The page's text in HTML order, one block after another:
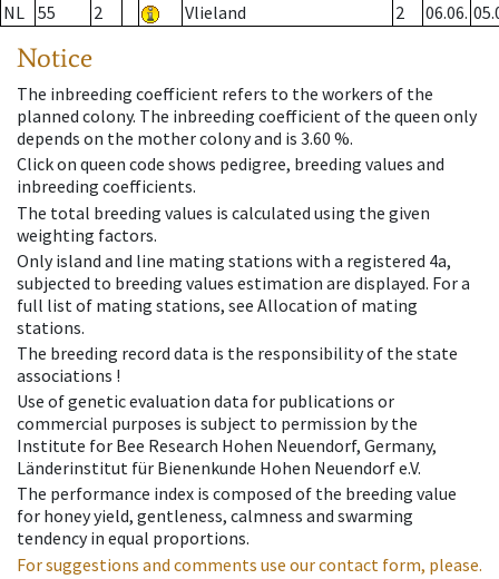
NL 55 2 Vlieland 2 06.06.
Notice
The inbreeding coefficient refers to the workers of the
planned colony. The inbreeding coefficient of the queen only
depends on the mother colony and is 3.60 %.
Click on queen code shows pedigree, breeding values and
inbreeding coefficients.
The total breeding values is calculated using the given
weighting factors.
Only island and line mating stations with a registered 4a,
subjected to breeding values estimation are displayed. For a
full list of mating stations, see Allocation of mating
stations.
The breeding record data is the responsibility of the state
associations !
Use of genetic evaluation data for publications or
commercial purposes is subject to permission by the
Institute for Bee Research Hohen Neuendorf, Germany,
Länderinstitut für Bienenkunde Hohen Neuendorf e.V.
The performance index is composed of the breeding value
for honey yield, gentleness, calmness and swarming
tendency in equal proportions.
For suggestions and comments use our contact form, please.